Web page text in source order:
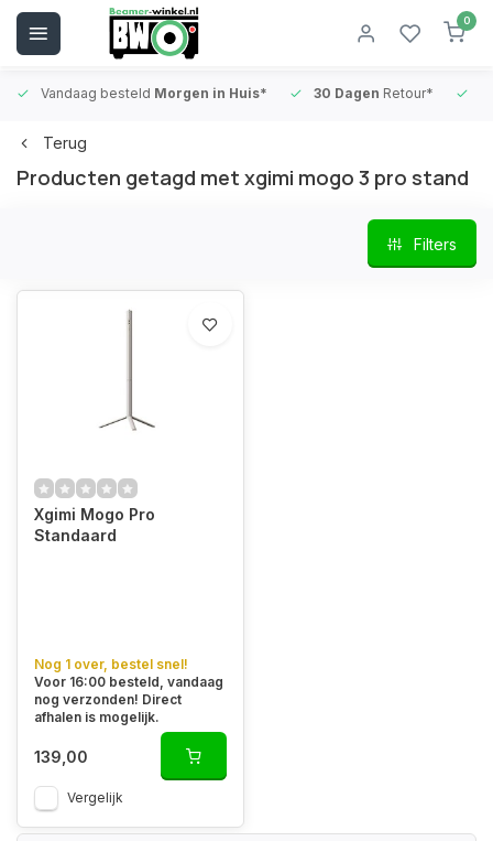
0
Vandaag besteld Morgen in Huis* 30 Dagen Retour*
Terug
Producten getagd met xgimi mogo 3 pro stand
Filters
Xgimi Mogo Pro
Standaard
Nog 1 over, bestel snel!
Voor 16:00 besteld, vandaag
nog verzonden! Direct
afhalen is mogelijk.
139,00
Vergelijk